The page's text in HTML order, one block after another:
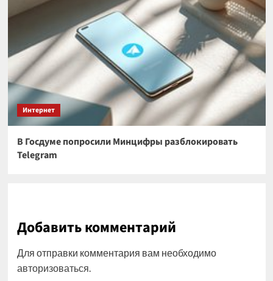
Интернет
В Госдуме попросили Минцифры разблокировать
Telegram
Добавить комментарий
Для отправки комментария вам необходимо
авторизоваться.